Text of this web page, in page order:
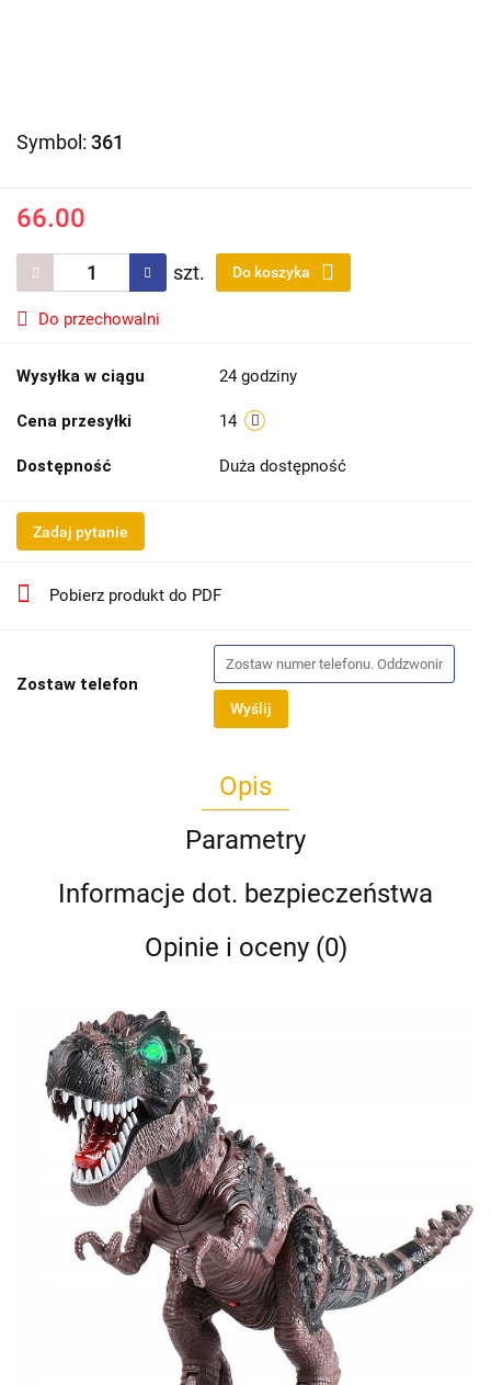
Symbol: 361
66.00
szt. Do koszyka
Do przechowalni
Wysyłka w ciągu 24 godziny
Cena przesyłki 14
Dostępność Duża dostępność
Zadaj pytanie
Pobierz produkt do PDF
Zostaw telefon
Wyślij
Opis
Parametry
Informacje dot. bezpieczeństwa
Opinie i oceny (0)